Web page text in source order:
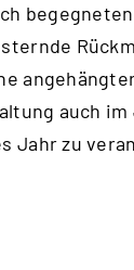
auch
Jahr zu